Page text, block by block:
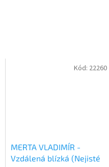
MERTA VLADIMÍR -
Vzdálená blízká (Nejisté
Kód: 22260